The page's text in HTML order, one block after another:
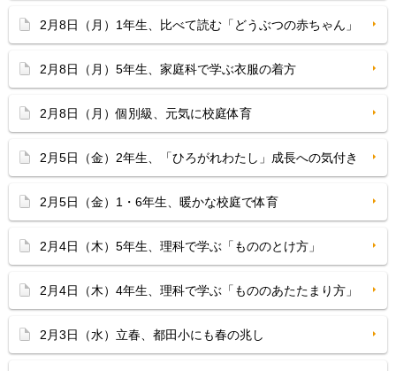
2月8日（月）1年生、比べて読む「どうぶつの赤ちゃん」
2月8日（月）5年生、家庭科で学ぶ衣服の着方
2月8日（月）個別級、元気に校庭体育
2月5日（金）2年生、「ひろがれわたし」成長への気付き
2月5日（金）1・6年生、暖かな校庭で体育
2月4日（木）5年生、理科で学ぶ「もののとけ方」
2月4日（木）4年生、理科で学ぶ「もののあたたまり方」
2月3日（水）立春、都田小にも春の兆し